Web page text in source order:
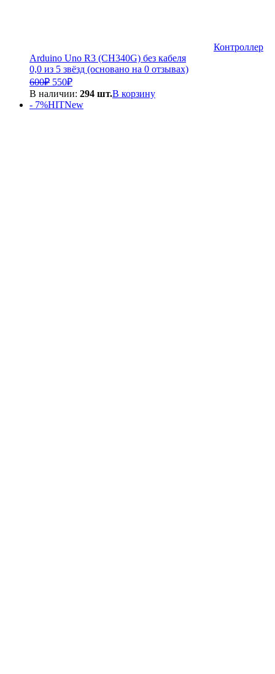
Контроллер
Arduino Uno R3 (CH340G) без кабеля
0,0 из 5 звёзд (основано на 0 отзывах)
600₽ Первоначальная
цена
составляла
550₽Текущая
цена:
550₽.
В наличии: 294 шт.В корзину
- 7%HITNew